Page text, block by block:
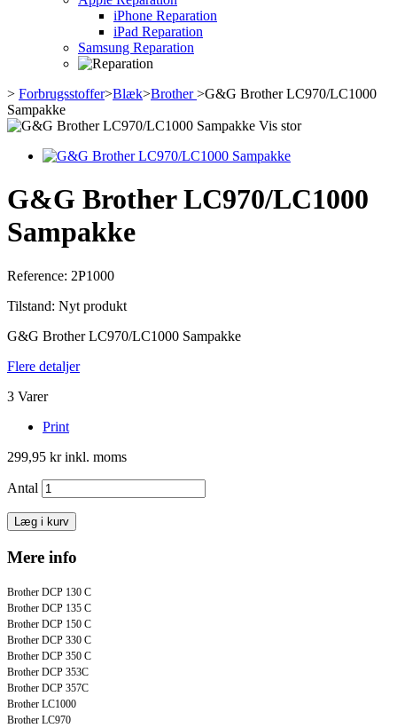
iPhone Reparation
iPad Reparation
Samsung Reparation
> Forbrugsstoffer>Blæk>Brother>G&G Brother LC970/LC1000
Sampakke
Vis stor
G&G Brother LC970/LC1000
Sampakke
Reference: 2P1000
Tilstand: Nyt produkt
G&G Brother LC970/LC1000 Sampakke
Flere detaljer
3 Varer
Print
299,95 krinkl. moms
Antal
Læg i kurv
Mere info
Brother DCP 130 C
Brother DCP 135 C
Brother DCP 150 C
Brother DCP 330 C
Brother DCP 350 C
Brother DCP 353C
Brother DCP 357C
Brother LC1000
Brother LC970